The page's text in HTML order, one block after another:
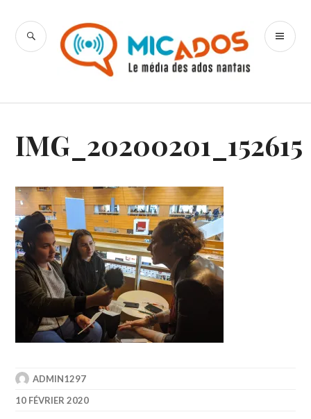
contenu
Mic Ados
RECHERCHE
IMG_20200201_152615
ADMIN1297
10 FÉVRIER 2020